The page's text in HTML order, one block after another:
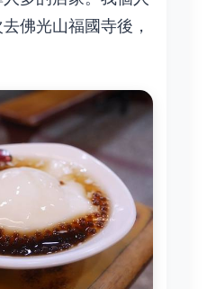
佛光山福國寺後，